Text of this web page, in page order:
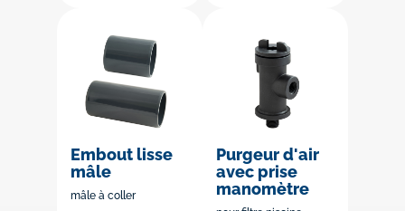
Embout lisse
mâle
mâle à coller
Purgeur d'air
avec prise
manomètre